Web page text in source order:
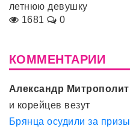
летнюю девушку
1681
0
КОММЕНТАРИИ
Александр
и корейцев везут
Брянца осудили за